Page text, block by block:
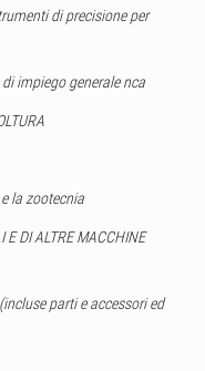
di precisione per
impiego generale nca
la zootecnia
E DI ALTRE MACCHINE
parti e accessori ed